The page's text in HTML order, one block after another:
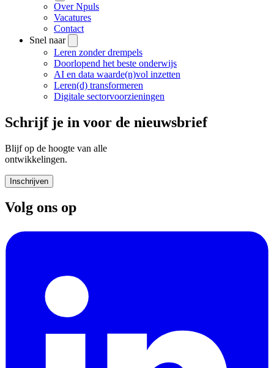
Over Npuls
Vacatures
Contact
Snel naar
Leren zonder drempels
Doorlopend het beste onderwijs
AI en data waarde(n)vol inzetten
Leren(d) transformeren
Digitale sectorvoorzieningen
Schrijf je in voor de nieuwsbrief
Blijf op de hoogte van alle
ontwikkelingen.
Inschrijven
Volg ons op